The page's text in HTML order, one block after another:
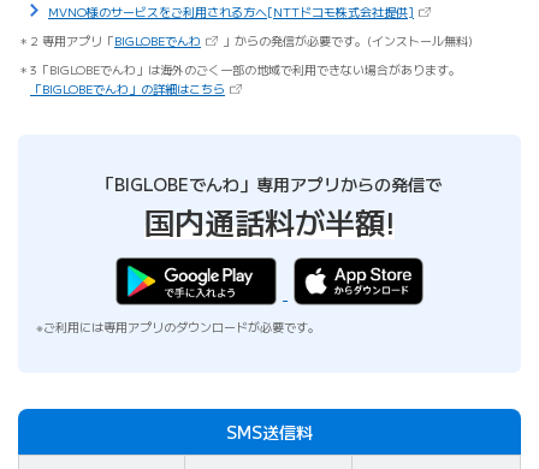
MVNO様のサービスをご利用される方へ[NTTドコモ株式会社提供] （新しいタブで開きま
2 専用アプリ「BIGLOBEでんわ （新しいタブで開きます）
」からの発信が必要です。(インストール無料)
3「BIGLOBEでんわ」は海外のごく一部の地域で利用できない場合があります。
「BIGLOBEでんわ」の詳細はこちら （新しいタブで開きます）
「BIGLOBEでんわ」専用アプリからの発信で
国内通話料が半額!
※ご利用には専用アプリのダウンロードが必要です。
SMS送信料